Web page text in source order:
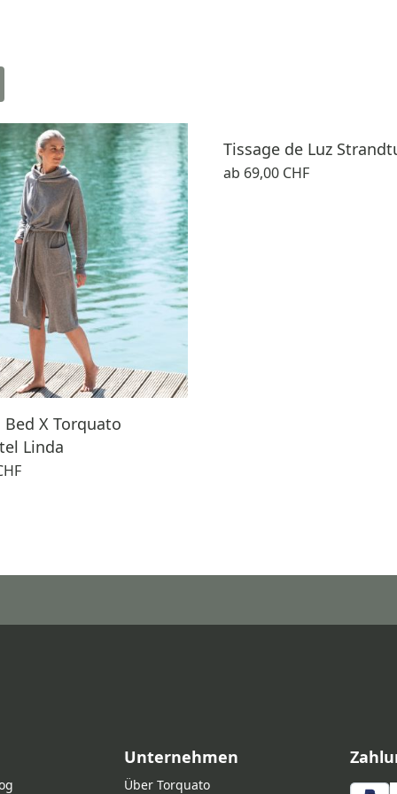
X Torquato
Linda
Tissage de Luz
ab 69,00 CHF
Unternehmen
Über Torquato